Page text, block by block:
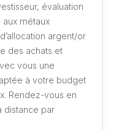
évaluation
métaux
argent/or
des achats et
vous une
à votre budget
Rendez-vous en
distance par